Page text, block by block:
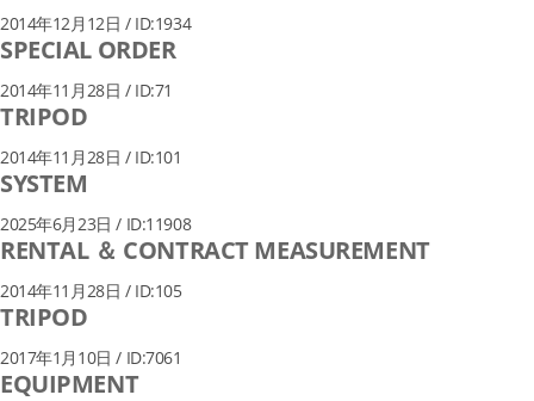
2014年12月12日 / ID:1934
SPECIAL ORDER
2014年11月28日 / ID:71
TRIPOD
2014年11月28日 / ID:101
SYSTEM
2025年6月23日 / ID:11908
RENTAL ＆ CONTRACT MEASUREMENT
2014年11月28日 / ID:105
TRIPOD
2017年1月10日 / ID:7061
EQUIPMENT